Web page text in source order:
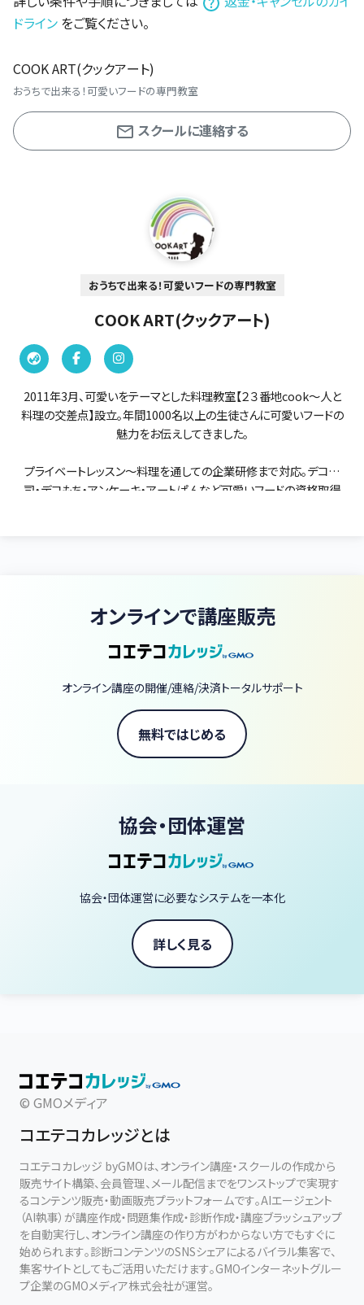
ドライン をご覧ください。
COOK ART(クックアート)
おうちで出来る！可愛いフードの専門教室
スクールに連絡する
おうちで出来る！可愛いフードの専門教室
COOK ART(クックアート)
2011年3月、可愛いをテーマとした料理教室【２３番地cook～人と
料理の交差点】設立。年間1000名以上の生徒さんに可愛いフードの
魅力をお伝えしてきました。
プライベートレッスン～料理を通しての企業研修まで対応。デコ寿
司・デコもち・アンケーキ・アートぱんなど可愛いフードの資格取得
料理を通じて多方面で活躍中。
オンラインで講座販売
オンライン講座の開催/連絡/決済トータルサポート
無料ではじめる
協会・団体運営
協会・団体運営に必要なシステムを一本化
詳しく見る
© GMOメディア
コエテコカレッジとは
コエテコカレッジ byGMOは、オンライン講座・スクールの作成から
販売サイト構築、会員管理、メール配信までをワンストップで実現す
るコンテンツ販売・動画販売プラットフォームです。AIエージェント
（AI執事）が講座作成・問題集作成・診断作成・講座ブラッシュアップ
を自動実行し、オンライン講座の作り方がわからない方でもすぐに
始められます。診断コンテンツのSNSシェアによるバイラル集客で、
集客サイトとしてもご活用いただけます。GMOインターネットグルー
プ企業のGMOメディア株式会社が運営。